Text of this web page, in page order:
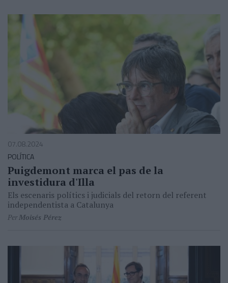
07.08.2024
POLÍTICA
Puigdemont marca el pas de la
investidura d'Illa
Els escenaris polítics i judicials del retorn del referent
independentista a Catalunya
PerMoisés Pérez